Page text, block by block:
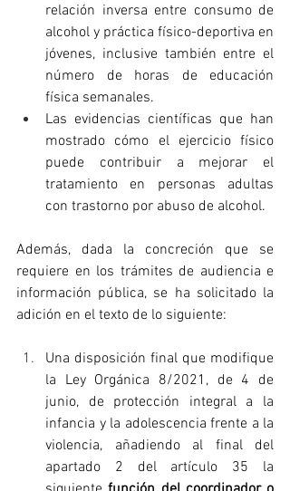
relación inversa entre consumo de
alcohol y práctica físico-deportiva en
jóvenes, inclusive también entre el
número de horas de educación
física semanales.
Las evidencias científicas que han
mostrado cómo el ejercicio físico
puede contribuir a mejorar el
tratamiento en personas adultas
con trastorno por abuso de alcohol.
Además, dada la concreción que se
requiere en los trámites de audiencia e
información pública, se ha solicitado la
adición en el texto de lo siguiente:
Una disposición final que modifique
la Ley Orgánica 8/2021, de 4 de
junio, de protección integral a la
infancia y la adolescencia frente a la
violencia, añadiendo al final del
apartado 2 del artículo 35 la